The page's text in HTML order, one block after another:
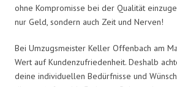
ohne Kompromisse bei der Qualität
nur Geld, sondern auch Zeit und Nerven!
Bei Umzugsmeister Keller Offenbach am
Wert auf Kundenzufriedenheit. Deshalb
deine individuellen Bedürfnisse und